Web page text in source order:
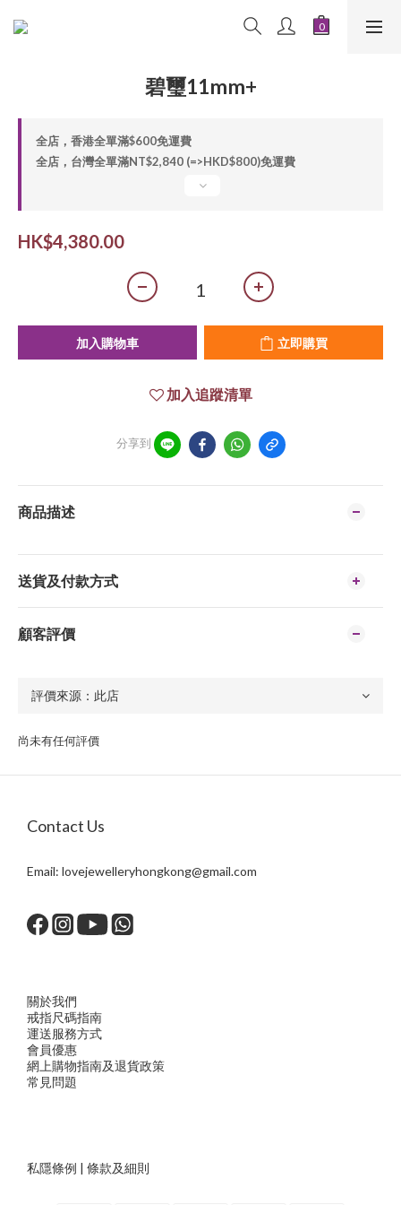
碧璽11mm+
全店，香港全單滿$600免運費
全店，台灣全單滿NT$2,840 (=>HKD$800)免運費
HK$4,380.00
加入購物車 立即購買
加入追蹤清單
分享到
商品描述
送貨及付款方式
顧客評價
尚未有任何評價
Contact Us
Email: lovejewelleryhongkong@gmail.com
關於我們
戒指尺碼指南
運送服務方式
會員優惠
網上購物指南及退貨政策
常見問題
私隱條例 | 條款及細則